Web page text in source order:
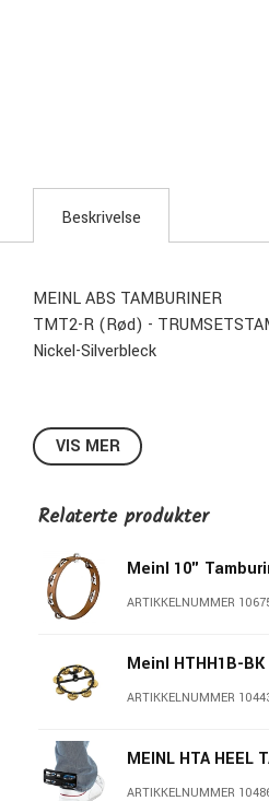
Beskrivelse
MEINL ABS TAMBURINER
TMT2-R (Rød) -
Nickel-Silverbleck
VIS MER
Relaterte produkter
Meinl 10"
ARTIKKELNUMMER
Meinl HTHH1B-BK
ARTIKKELNUMMER
MEINL HTA HEEL
ARTIKKELNUMMER